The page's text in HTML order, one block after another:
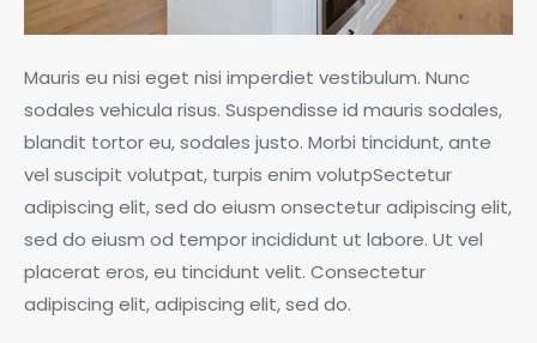
Mauris eu nisi eget nisi imperdiet vestibulum. Nunc
sodales vehicula risus. Suspendisse id mauris sodales,
blandit tortor eu, sodales justo. Morbi tincidunt, ante
vel suscipit volutpat, turpis enim volutpSectetur
adipiscing elit, sed do eiusm onsectetur adipiscing elit,
sed do eiusm od tempor incididunt ut labore. Ut vel
placerat eros, eu tincidunt velit. Consectetur
adipiscing elit, adipiscing elit, sed do.